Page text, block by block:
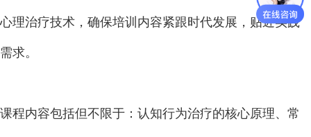
心理治疗技术，确保培训内容紧跟时代发展，贴近实践
需求。
课程内容包括但不限于：认知行为治疗的核心原理、常